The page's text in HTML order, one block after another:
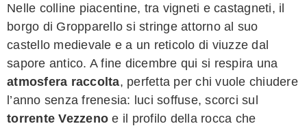
Nelle colline piacentine, tra vigneti e castagneti, il
borgo di Gropparello si stringe attorno al suo
castello medievale e a un reticolo di viuzze dal
sapore antico. A fine dicembre qui si respira una
atmosfera raccolta, perfetta per chi vuole chiudere
l’anno senza frenesia: luci soffuse, scorci sul
torrente Vezzeno e il profilo della rocca che